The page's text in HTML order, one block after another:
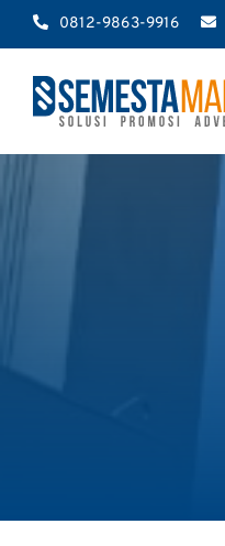
Skip
0812-9863-9916